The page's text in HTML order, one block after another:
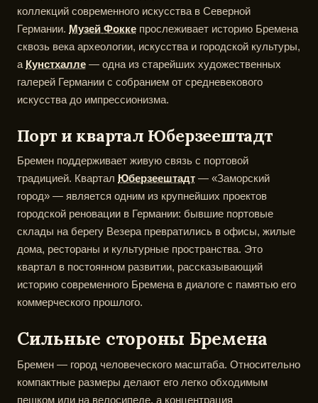
коллекций современного искусства в Северной
Германии. Музей Фокке прослеживает историю Бремена
сквозь века археологии, искусства и городской культуры,
а Кунстхалле — одна из старейших художественных
галерей Германии с собранием от средневекового
искусства до импрессионизма.
Порт и квартал Юберзеештадт
Бремен поддерживает живую связь с портовой
традицией. Квартал Юберзеештадт — «Заморский
город» — является одним из крупнейших проектов
городской реновации в Германии: бывшие портовые
склады на берегу Везера превратились в офисы, жилые
дома, рестораны и культурные пространства. Это
квартал в постоянном развитии, рассказывающий
историю современного Бремена в диалоге с памятью его
коммерческого прошлого.
Сильные стороны Бремена
Бремен — город человеческого масштаба. Относительно
компактные размеры делают его легко обходимым
пешком или на велосипеде, а концентрация